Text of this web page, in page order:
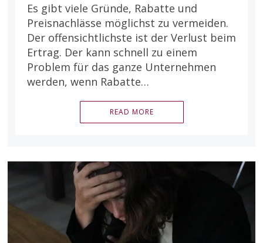
Es gibt viele Gründe, Rabatte und
Preisnachlässe möglichst zu vermeiden.
Der offensichtlichste ist der Verlust beim
Ertrag. Der kann schnell zu einem
Problem für das ganze Unternehmen
werden, wenn Rabatte…
READ MORE